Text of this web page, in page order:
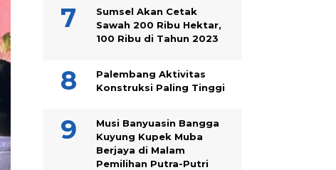
Sumsel Akan Cetak
Sawah 200 Ribu Hektar,
100 Ribu di Tahun 2023
Palembang Aktivitas
Konstruksi Paling Tinggi
Musi Banyuasin Bangga
Kuyung Kupek Muba
Berjaya di Malam
Pemilihan Putra-Putri